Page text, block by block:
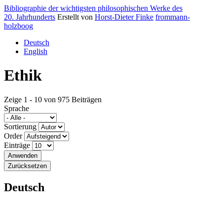
Bibliographie der wichtigsten philosophischen Werke des
20. Jahrhunderts Erstellt von Horst-Dieter Finke frommann-
holzboog
Deutsch
English
Ethik
Zeige 1 - 10 von 975 Beiträgen
Sprache
Sortierung
Order
Einträge
Deutsch